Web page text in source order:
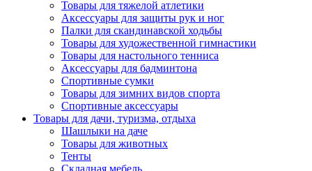
Товары для тяжелой атлетики
Аксессуары для защиты рук и ног
Палки для скандинавской ходьбы
Товары для художественной гимнастики
Товары для настольного тенниса
Аксессуары для бадминтона
Спортивные сумки
Товары для зимних видов спорта
Спортивные аксессуары
Товары для дачи, туризма, отдыха
Шашлыки на даче
Товары для животных
Тенты
Складная мебель